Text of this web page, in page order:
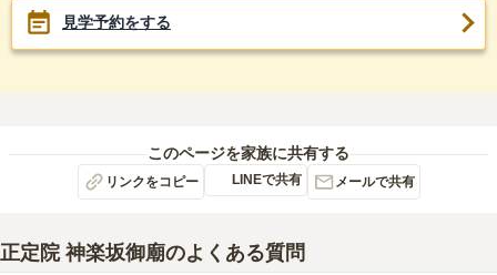
見学予約をする
このページを家族に共有する
リンクをコピー LINEで共有 メールで共有
正定院 神楽坂御廟のよくある質問